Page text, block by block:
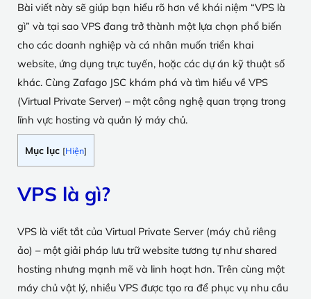
Bài viết này sẽ giúp bạn hiểu rõ hơn về khái niệm “VPS là
gì” và tại sao VPS đang trở thành một lựa chọn phổ biến
cho các doanh nghiệp và cá nhân muốn triển khai
website, ứng dụng trực tuyến, hoặc các dự án kỹ thuật số
khác. Cùng Zafago JSC khám phá và tìm hiểu về VPS
(Virtual Private Server) – một công nghệ quan trọng trong
lĩnh vực hosting và quản lý máy chủ.
Mục lục [Hiện]
VPS là gì?
VPS là viết tắt của Virtual Private Server (máy chủ riêng
ảo) – một giải pháp lưu trữ website tương tự như shared
hosting nhưng mạnh mẽ và linh hoạt hơn. Trên cùng một
máy chủ vật lý, nhiều VPS được tạo ra để phục vụ nhu cầu